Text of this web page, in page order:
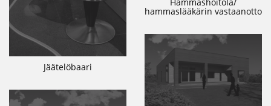
Jäätelöbaari
hammaslääkärin vastaanotto